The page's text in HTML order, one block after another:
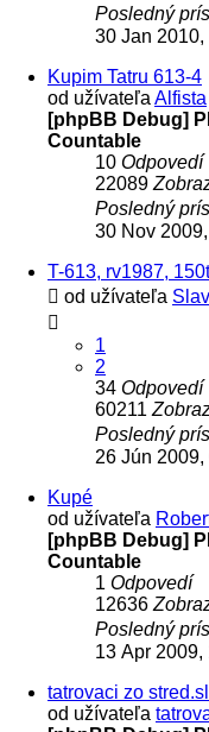
Posledný
30 Jan 2010,
Kupim Tatru 613-4
od užívateľa Alfista
[phpBB Debug]
Countable
10 Odpovedí
22089
Posledný
30 Nov
T-613, rv1987,
od užívateľa
1
2
34 Odpovedí
60211
Posledný
26 Jún 2009,
Kupé
od užívateľa
[phpBB Debug]
Countable
1 Odpovedí
12636
Posledný
13 Apr 2009,
tatrovaci zo
od užívateľa